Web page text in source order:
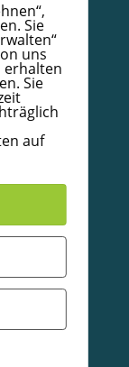
Detlef
Sie
uns
erhalten
Sie
auf